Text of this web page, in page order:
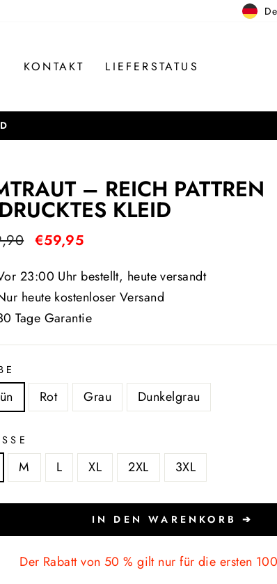
KONTAKT LIEFERSTATUS
– REICH PATTREN
KLEID
Sonderpreis
€59,95
23:00 Uhr bestellt, heute versandt
heute kostenloser Versand
Tage Garantie
Rot Grau Dunkelgrau
M L XL 2XL 3XL
IN DEN WARENKORB ➔
Der Rabatt von 50 % gilt nur für die ersten